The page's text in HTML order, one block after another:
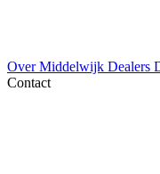
Over Middelwijk Dealers
Contact